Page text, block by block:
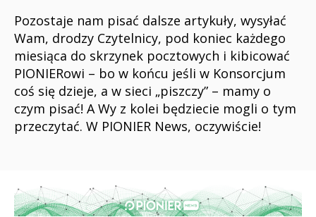
Pozostaje nam pisać dalsze artykuły, wysyłać
Wam, drodzy Czytelnicy, pod koniec każdego
miesiąca do skrzynek pocztowych i kibicować
PIONIERowi – bo w końcu jeśli w Konsorcjum
coś się dzieje, a w sieci „piszczy” – mamy o
czym pisać! A Wy z kolei będziecie mogli o tym
przeczytać. W PIONIER News, oczywiście!